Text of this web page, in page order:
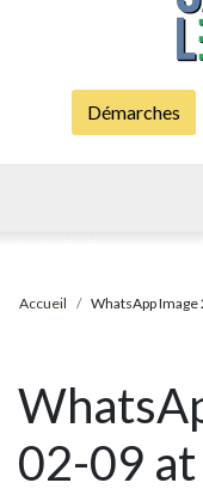
Démarches
Accueil WhatsApp
02-09